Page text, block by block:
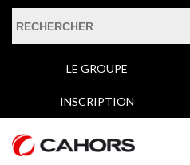
LE GROUPE
INSCRIPTION